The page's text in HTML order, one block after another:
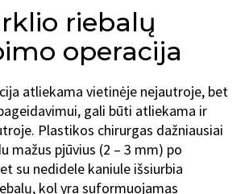
riebalų
operacija
atliekama vietinėje nejautroje, bet
gali būti atliekama ir
Plastikos chirurgas dažniausiai
mažus pjūvius (2 – 3 mm) po
su nedidele kaniule išsiurbia
kol yra suformuojamas